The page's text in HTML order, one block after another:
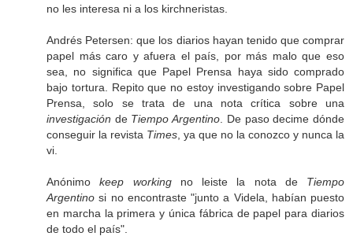
no les interesa ni a los kirchneristas.
Andrés Petersen: que los diarios hayan tenido que comprar
papel más caro y afuera el país, por más malo que eso
sea, no significa que Papel Prensa haya sido comprado
bajo tortura. Repito que no estoy investigando sobre Papel
Prensa, solo se trata de una nota crítica sobre una
investigación de Tiempo Argentino . De paso decime dónde
conseguir la revista Times , ya que no la conozco y nunca la
vi.
Anónimokeep workingno leiste la nota de Tiempo
Argentino si no encontraste "junto a Videla, habían puesto
en marcha la primera y única fábrica de papel para diarios
de todo el país".